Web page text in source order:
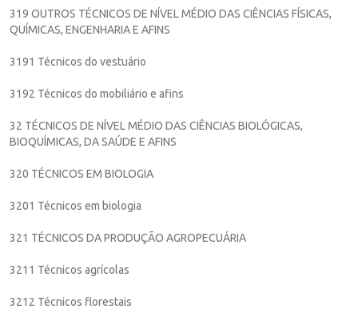
319 OUTROS TÉCNICOS DE NÍVEL MÉDIO DAS CIÊNCIAS FÍSICAS,
QUÍMICAS, ENGENHARIA E AFINS
3191 Técnicos do vestuário
3192 Técnicos do mobiliário e afins
32 TÉCNICOS DE NÍVEL MÉDIO DAS CIÊNCIAS BIOLÓGICAS,
BIOQUÍMICAS, DA SAÚDE E AFINS
320 TÉCNICOS EM BIOLOGIA
3201 Técnicos em biologia
321 TÉCNICOS DA PRODUÇÃO AGROPECUÁRIA
3211 Técnicos agrícolas
3212 Técnicos florestais